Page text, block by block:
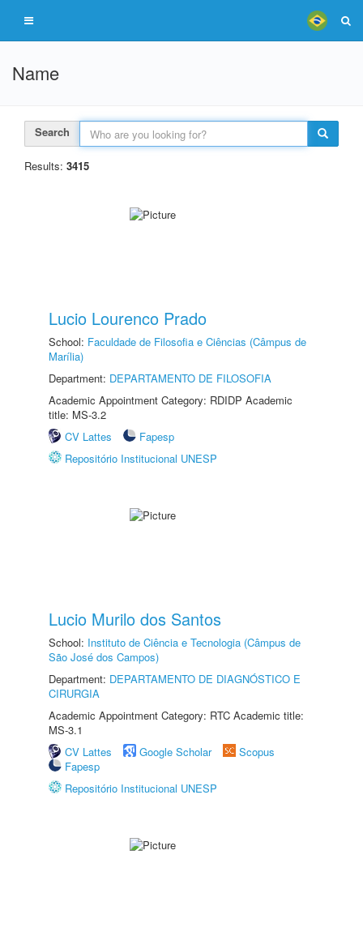
Name
Search
Results: 3415
Lucio Lourenco Prado
School: Faculdade de Filosofia e Ciências (Câmpus de
Marília)
Department: DEPARTAMENTO DE FILOSOFIA
Academic Appointment Category: RDIDP Academic
title: MS-3.2
CV Lattes
Fapesp
Repositório Institucional UNESP
Lucio Murilo dos Santos
School: Instituto de Ciência e Tecnologia (Câmpus de
São José dos Campos)
Department: DEPARTAMENTO DE DIAGNÓSTICO E
CIRURGIA
Academic Appointment Category: RTC Academic title:
MS-3.1
CV Lattes
Google Scholar
Scopus
Fapesp
Repositório Institucional UNESP